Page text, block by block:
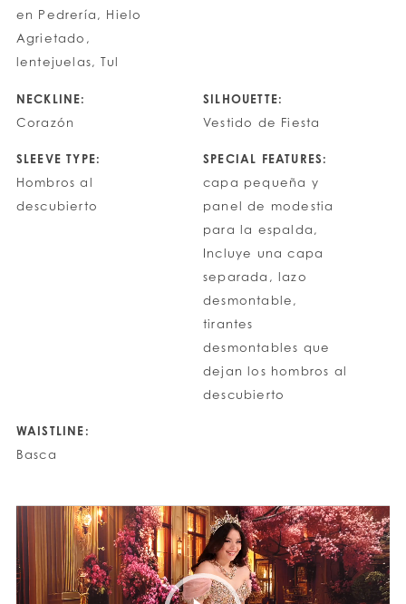
en Pedrería, Hielo
Agrietado,
lentejuelas, Tul
NECKLINE:
Corazón
SILHOUETTE:
Vestido de Fiesta
SLEEVE TYPE:
Hombros al
descubierto
SPECIAL FEATURES:
capa pequeña y
panel de modestia
para la espalda,
Incluye una capa
separada, lazo
desmontable,
tirantes
desmontables que
dejan los hombros al
descubierto
WAISTLINE:
Basca
PAUSE AUTOPLAY
PREVIOUS SLIDE
NEXT SLIDE
1